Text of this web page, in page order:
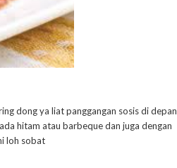
dong ya liat panggangan sosis di depan
hitam atau barbeque dan juga dengan
loh sobat